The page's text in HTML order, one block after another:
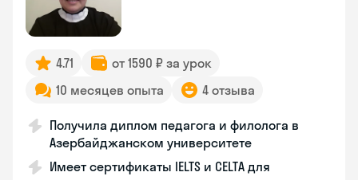
4.71
от 1590 ₽ за урок
10 месяцев опыта
4 отзыва
Получила диплом педагога и филолога в
Азербайджанском университете
Имеет сертификаты IELTS и CELTA для